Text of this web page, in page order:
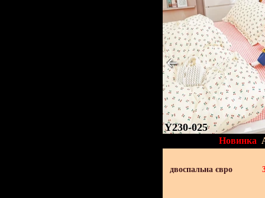
Y230-025
Новинка
двоспальна євро